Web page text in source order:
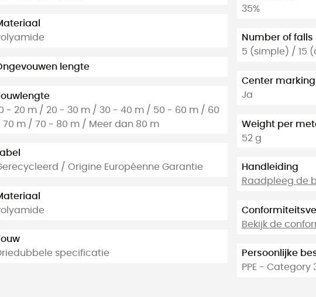
lengte
- 20 m / 20 - 30 m / 30 - 40 m / 50 - 60 m / 60
70 m / 70 - 80 m / Meer dan 80 m
/ Origine Européenne Garantie
specificatie
35%
Number of falls
5 (simple) / 15
Center marking
Ja
Weight per
52 g
Handleiding
Raadpleeg de
Bekijk de
Persoonlijke
PPE - Category